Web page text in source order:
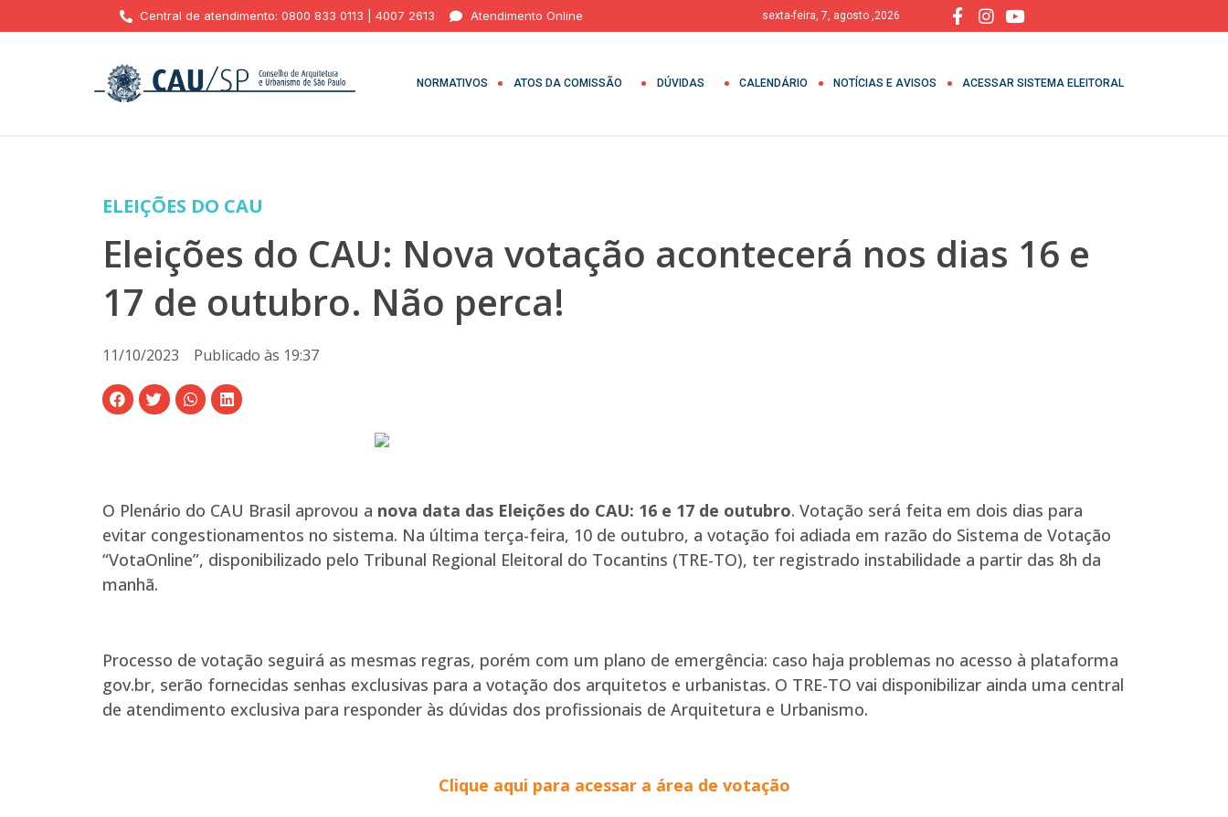
Central de atendimento: 0800 833 0113 | 4007 2613 Atendimento Online sexta-feira, 7, agosto ,2026
NORMATIVOS ATOS DA COMISSÃO DÚVIDAS CALENDÁRIO NOTÍCIAS E AVISOS ACESSAR SISTEMA ELEITORAL
ELEIÇÕES DO CAU
Eleições do CAU: Nova votação acontecerá nos dias 16 e
17 de outubro. Não perca!
11/10/2023 Publicado às 19:37
O Plenário do CAU Brasil aprovou a nova data das Eleições do CAU: 16 e 17 de outubro. Votação será feita em dois dias para
evitar congestionamentos no sistema. Na última terça-feira, 10 de outubro, a votação foi adiada em razão do Sistema de Votação
“VotaOnline”, disponibilizado pelo Tribunal Regional Eleitoral do Tocantins (TRE-TO), ter registrado instabilidade a partir das 8h da
manhã.
Processo de votação seguirá as mesmas regras, porém com um plano de emergência: caso haja problemas no acesso à plataforma
gov.br, serão fornecidas senhas exclusivas para a votação dos arquitetos e urbanistas. O TRE-TO vai disponibilizar ainda uma central
de atendimento exclusiva para responder às dúvidas dos profissionais de Arquitetura e Urbanismo.
Clique aqui para acessar a área de votação